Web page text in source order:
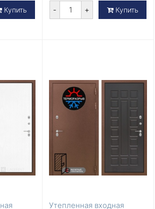
Купить - + Купить
Утепленная входная